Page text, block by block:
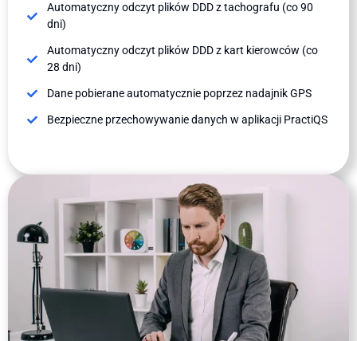
Automatyczny odczyt plików DDD z tachografu (co 90
dni)
Automatyczny odczyt plików DDD z kart kierowców (co
28 dni)
Dane pobierane automatycznie poprzez nadajnik GPS
Bezpieczne przechowywanie danych w aplikacji PractiQS